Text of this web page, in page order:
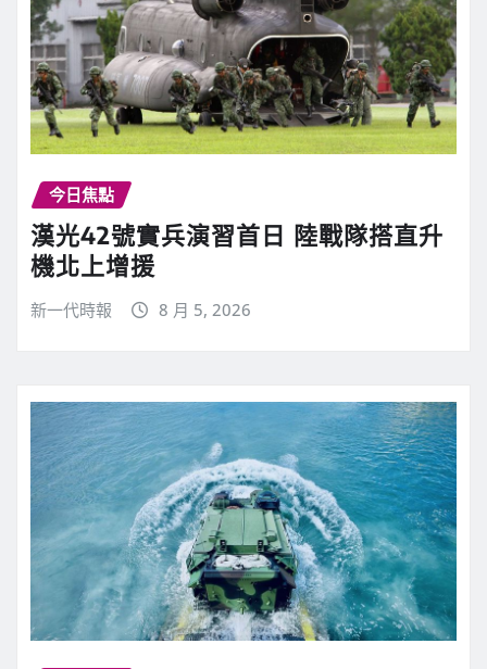
今日焦點
漢光42號實兵演習首日 陸戰隊搭直升
機北上增援
新一代時報 8 月 5, 2026